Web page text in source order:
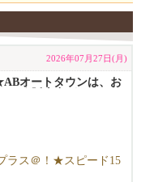
2026年07月27日(月)
オートタウンは、お
！★販売力があるから
で高い！独自の相場で
★優しい査定で’納得の
す！
ラス＠！★スピード15